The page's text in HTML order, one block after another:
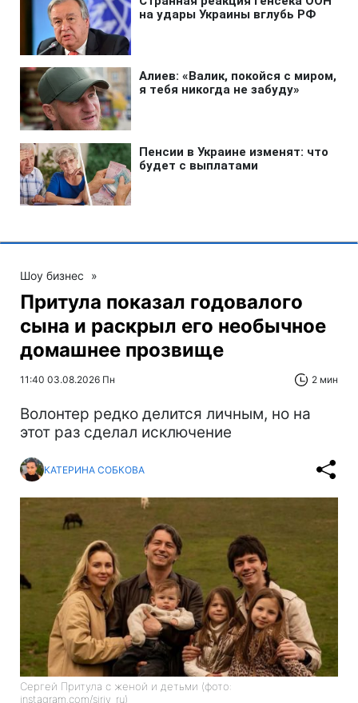
Шоу бизнес »
Притула показал годовалого
сына и раскрыл его необычное
домашнее прозвище
11:40 03.08.2026 Пн 2 мин
Волонтер редко делится личным, но на
этот раз сделал исключение
КАТЕРИНА СОБКОВА
Сергей Притула с женой и детьми (фото:
instagram.com/siriy_ru)